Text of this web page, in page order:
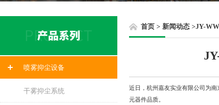
喷雾抑尘设备
干雾抑尘系统
首页 > 新闻动态 >JY-
近日，杭州嘉友实业有限公司为
元器件品质。